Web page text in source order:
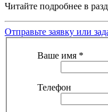
Читайте подробнее в
Отправьте заявку или
Ваше имя *
Телефон